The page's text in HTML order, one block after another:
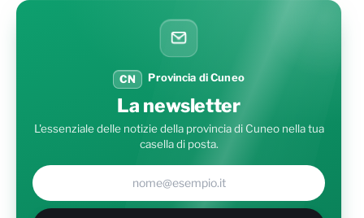
CN Provincia di Cuneo
La newsletter
L'essenziale delle notizie della provincia di Cuneo nella tua
casella di posta.
Il tuo indirizzo e-mail